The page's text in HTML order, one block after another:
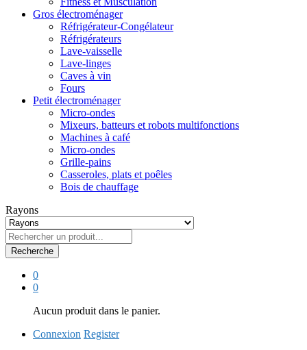
Gros électroménager
Réfrigérateur-Congélateur
Réfrigérateurs
Lave-vaisselle
Lave-linges
Caves à vin
Fours
Petit électroménager
Micro-ondes
Mixeurs, batteurs et robots multifonctions
Machines à café
Micro-ondes
Grille-pains
Casseroles, plats et poêles
Bois de chauffage
Rayons
Recherche
0
0
Aucun produit dans le panier.
Connexion Register